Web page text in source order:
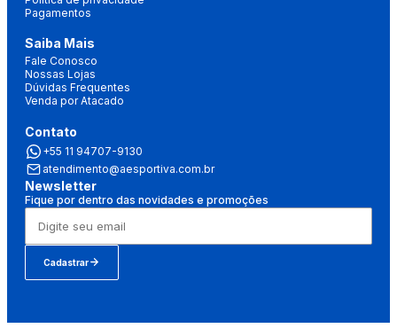
Pagamentos
Saiba Mais
Fale Conosco
Nossas Lojas
Dúvidas Frequentes
Venda por Atacado
Contato
+55 11 94707-9130
atendimento@aesportiva.com.br
Newsletter
Fique por dentro das novidades e promoções
Cadastrar